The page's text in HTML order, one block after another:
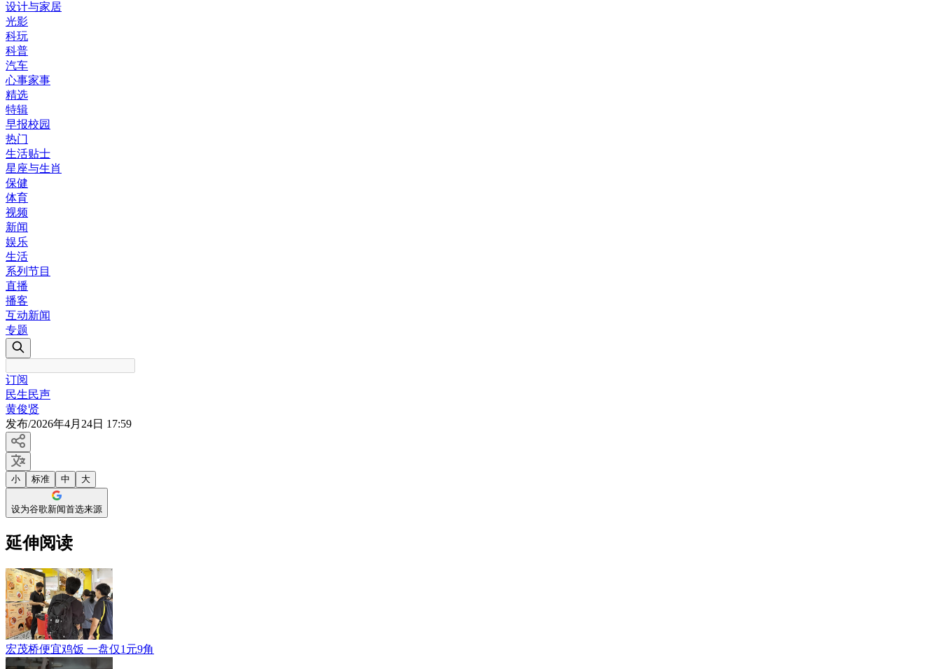
设计与家居
光影
科玩
科普
汽车
心事家事
精选
特辑
早报校园
热门
生活贴士
星座与生肖
保健
体育
视频
新闻
娱乐
生活
系列节目
直播
播客
互动新闻
专题
订阅
民生民声
黄俊贤
发布/2026年4月24日 17:59
小 标准 中 大
设为谷歌新闻首选来源
延伸阅读
宏茂桥便宜鸡饭 一盘仅1元9角